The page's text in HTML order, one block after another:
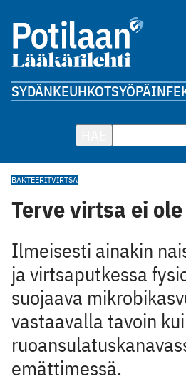
SYDÄNKEUHKOTSYÖPÄ
BAKTEERITVIRTSA
Terve virtsa ei
Ilmeisesti ainakin
ja virtsaputkessa
suojaava
vastaavalla tavoin
emättimessä.